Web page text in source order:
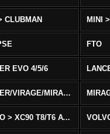
CLUBMAN MINI
FTO
EVO 4/5/6
LANCER/VIRAGE/MIRAGE
VOLVO > XC90 T8/T6 AWD